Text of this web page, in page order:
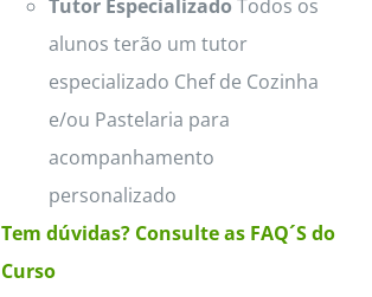
Tutor Especializado Todos os
alunos terão um tutor
especializado Chef de Cozinha
e/ou Pastelaria para
acompanhamento
personalizado
Tem dúvidas? Consulte as FAQ´S do
Curso